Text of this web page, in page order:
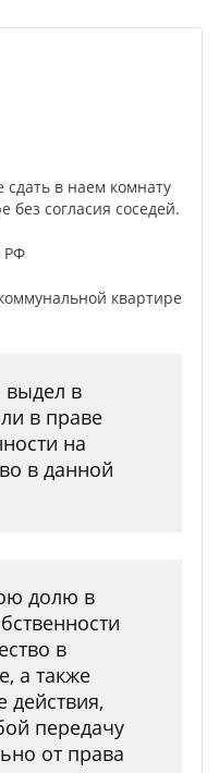
сдать в наем комнату
без согласия соседей.
РФ
квартире
выдел в
в праве
на
в данной
долю в
в
а также
передачу
от права